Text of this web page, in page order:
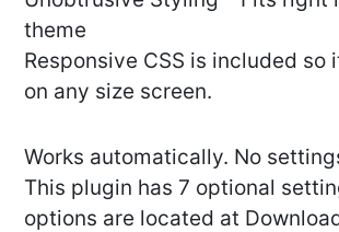
theme
Responsive CSS is included so
on any size screen.
Works automatically. No
This plugin has 7 optional
options are located at